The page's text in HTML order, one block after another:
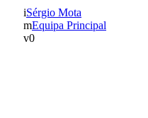
Sérgio Mota
Equipa Principal
0